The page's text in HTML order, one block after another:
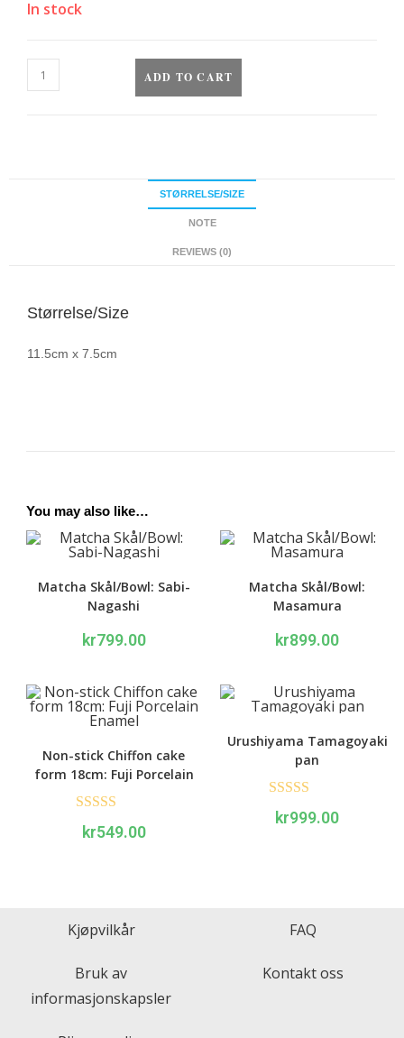
In stock
ADD TO CART
STØRRELSE/SIZE
NOTE
REVIEWS (0)
Størrelse/Size
11.5cm x 7.5cm
You may also like…
Matcha Skål/Bowl: Sabi-
Nagashi
kr799.00
Matcha Skål/Bowl:
Masamura
kr899.00
Non-stick Chiffon cake
form 18cm: Fuji Porcelain
Enamel
Rated5.00
kr549.00
Urushiyama Tamagoyaki
pan
Rated5.00
kr999.00
Kjøpvilkår
Bruk av
informasjonskapsler
FAQ
Kontakt oss